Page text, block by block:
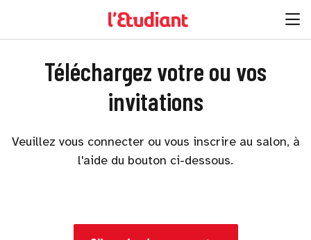
Téléchargez votre ou vos
invitations
Veuillez vous connecter ou vous inscrire au salon, à
l'aide du bouton ci-dessous.